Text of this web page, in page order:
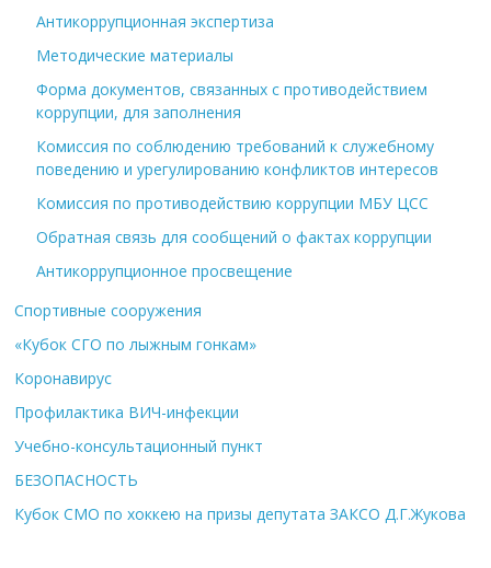
Антикоррупционная экспертиза
Методические материалы
Форма документов, связанных с противодействием
коррупции, для заполнения
Комиссия по соблюдению требований к служебному
поведению и урегулированию конфликтов интересов
Комиссия по противодействию коррупции МБУ ЦСС
Обратная связь для сообщений о фактах коррупции
Антикоррупционное просвещение
Спортивные сооружения
«Кубок СГО по лыжным гонкам»
Коронавирус
Профилактика ВИЧ-инфекции
Учебно-консультационный пункт
БЕЗОПАСНОСТЬ
Кубок СМО по хоккею на призы депутата ЗАКСО Д.Г.Жукова